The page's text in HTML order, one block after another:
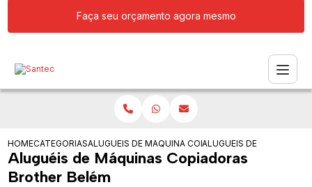
Faça seu orçamento agora mesmo
HOMECATEGORIASALUGUEIS DE COPIADORASMAQUINA COPIADORA KYOCERA PARA
ALUGUEIS DE MAQUINAS
Aluguéis de Máquinas Copiadoras
Brother Belém